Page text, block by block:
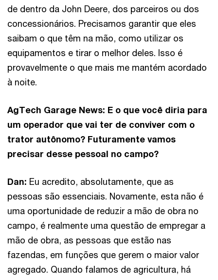
de dentro da John Deere, dos parceiros ou dos
concessionários. Precisamos garantir que eles
saibam o que têm na mão, como utilizar os
equipamentos e tirar o melhor deles. Isso é
provavelmente o que mais me mantém acordado
à noite.
AgTech Garage News: E o que você diria para
um operador que vai ter de conviver com o
trator autônomo? Futuramente vamos
precisar desse pessoal no campo?
Dan: Eu acredito, absolutamente, que as
pessoas são essenciais. Novamente, esta não é
uma oportunidade de reduzir a mão de obra no
campo, é realmente uma questão de empregar a
mão de obra, as pessoas que estão nas
fazendas, em funções que gerem o maior valor
agregado. Quando falamos de agricultura, há